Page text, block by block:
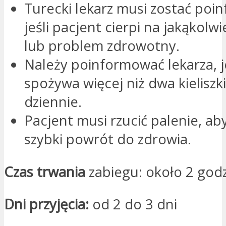
Turecki lekarz musi zostać
jeśli pacjent cierpi na
lub problem zdrowotny.
Należy poinformować lekarza,
spożywa więcej niż dwa
dziennie.
Pacjent musi rzucić palenie,
szybki powrót do zdrowia.
Czas trwania zabiegu: około 2
Dni przyjęcia: od 2 do 3 dni